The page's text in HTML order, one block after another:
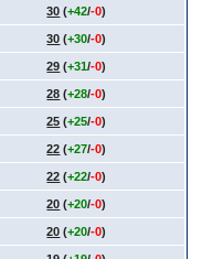
30 (+42/-0)
30 (+30/-0)
29 (+31/-0)
28 (+28/-0)
25 (+25/-0)
22 (+27/-0)
22 (+22/-0)
20 (+20/-0)
20 (+20/-0)